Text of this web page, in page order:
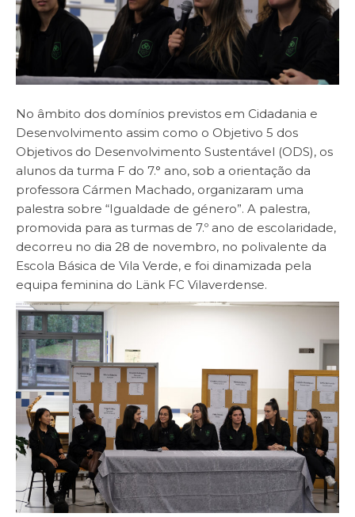
No âmbito dos domínios previstos em Cidadania e
Desenvolvimento assim como o Objetivo 5 dos
Objetivos do Desenvolvimento Sustentável (ODS), os
alunos da turma F do 7.° ano, sob a orientação da
professora Cármen Machado, organizaram uma
palestra sobre “Igualdade de género”. A palestra,
promovida para as turmas de 7.º ano de escolaridade,
decorreu no dia 28 de novembro, no polivalente da
Escola Básica de Vila Verde, e foi dinamizada pela
equipa feminina do Länk FC Vilaverdense.